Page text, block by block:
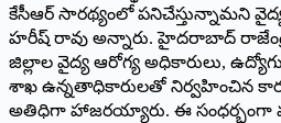
కేసీఆర్‌ ‌సారథ్యంలో పనిచేస్తున్నామని
హరీష్‌ ‌రావు అన్నారు. హైదరాబాద్‌
జిల్లాల వైద్య ఆరోగ్య అధికారులు,
శాఖ ఉన్నతాధికారులతో నిర్వహించిన
అతిధిగా హాజరయ్యారు. ఈ